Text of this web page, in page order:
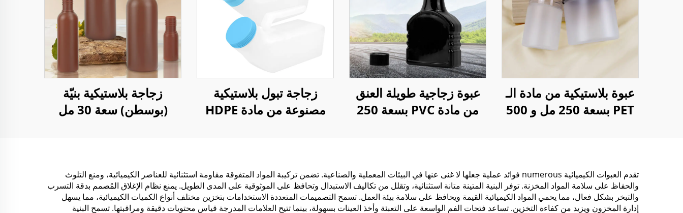
عبوة بلاستيكية من مادة الـ
PET بسعة 250 مل و 500
عبوة زجاجية طويلة العنق
من مادة PVC بسعة 250
زجاجة تبول بلاستيكية
مصنوعة من مادة HDPE
المستشفى
زجاجة بلاستيكية بنيّة
(بوسطن) سعة 30 مل
تقدم العبوات الكيميائية numerous فوائد عملية جعلها لا غنى عنها في البيئات المعملية والصناعية. تضمن تركيبة المواد المتفوقة مقاومة استثنائية للعناصر الكيميائية، ومنع التلوث
والحفاظ على سلامة المواد المخزنة. توفر البنية المتينة متانة استثنائية، وتقلل من تكاليف الاستبدال وتحافظ على الموثوقية على المدى الطويل. يمنع نظام الإغلاق المُصمم بدقة التسرب
والتبخر بشكل فعال، مما يحمي المواد الكيميائية القيمة ويحافظ على سلامة بيئة العمل. تسمح التصميمات المتعددة الاستخدامات بتخزين مختلف أنواع الكميات الكيميائية، مما يسهل
إدارة المخزون ويزيد من كفاءة التخزين. تساعد فتحات الفم الواسعة على التعبئة وأخذ العينات بسهولة، بينما تتيح العلامات المدرجة قياس محتويات دقيقة ومراقبتها. تسمح البنية